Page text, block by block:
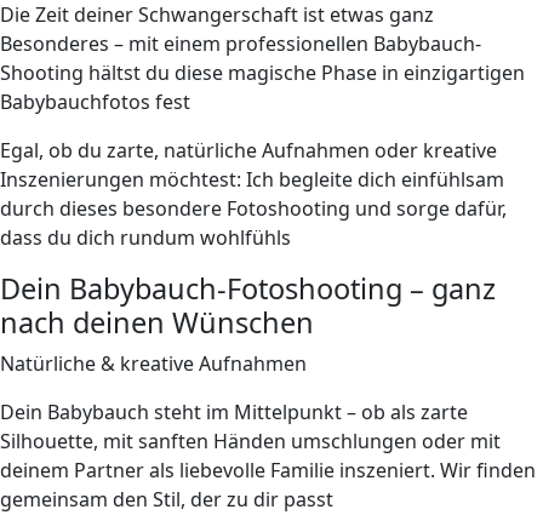
Die Zeit deiner Schwangerschaft ist etwas ganz
Besonderes – mit einem professionellen Babybauch-
Shooting hältst du diese magische Phase in einzigartigen
Babybauchfotos fest
Egal, ob du zarte, natürliche Aufnahmen oder kreative
Inszenierungen möchtest: Ich begleite dich einfühlsam
durch dieses besondere Fotoshooting und sorge dafür,
dass du dich rundum wohlfühls
Dein Babybauch-Fotoshooting – ganz
nach deinen Wünschen
Natürliche & kreative Aufnahmen
Dein Babybauch steht im Mittelpunkt – ob als zarte
Silhouette, mit sanften Händen umschlungen oder mit
deinem Partner als liebevolle Familie inszeniert. Wir finden
gemeinsam den Stil, der zu dir passt